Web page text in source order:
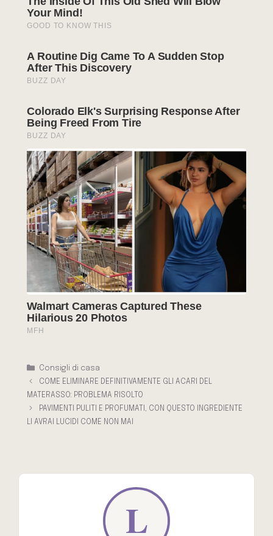
Categorie
Consigli di casa
COME ELIMINARE DEFINITIVAMENTE GLI ACARI DEL
MATERASSO: PROBLEMA RISOLTO
PAVIMENTI PULITI E PROFUMATI, CON QUESTO INGREDIENTE
LI AVRAI LUCIDI COME NON MAI